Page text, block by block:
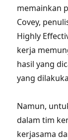
memainkan
Covey,
Highly
kerja
hasil yang
yang
Namun,
dalam tim
kerjasama